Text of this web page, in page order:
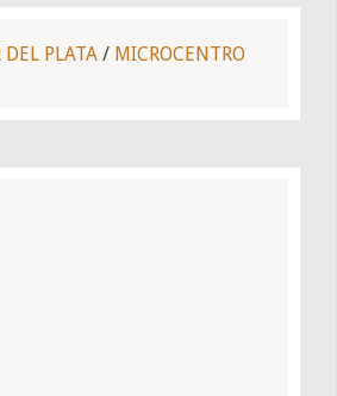
DEL PLATA / MICROCENTRO